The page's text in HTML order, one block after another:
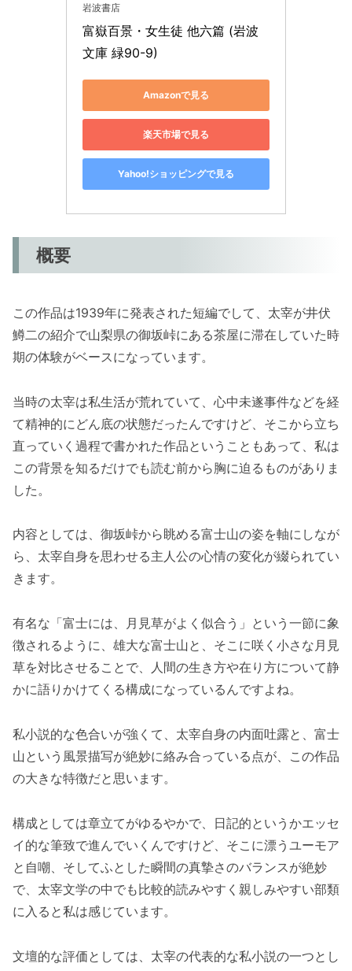
岩波書店
富嶽百景・女生徒 他六篇 (岩波
文庫 緑90-9)
Amazonで見る
楽天市場で見る
Yahoo!ショッピングで見る
概要
この作品は1939年に発表された短編でして、太宰が井伏
鱒二の紹介で山梨県の御坂峠にある茶屋に滞在していた時
期の体験がベースになっています。
当時の太宰は私生活が荒れていて、心中未遂事件などを経
て精神的にどん底の状態だったんですけど、そこから立ち
直っていく過程で書かれた作品ということもあって、私は
この背景を知るだけでも読む前から胸に迫るものがありま
した。
内容としては、御坂峠から眺める富士山の姿を軸にしなが
ら、太宰自身を思わせる主人公の心情の変化が綴られてい
きます。
有名な「富士には、月見草がよく似合う」という一節に象
徴されるように、雄大な富士山と、そこに咲く小さな月見
草を対比させることで、人間の生き方や在り方について静
かに語りかけてくる構成になっているんですよね。
私小説的な色合いが強くて、太宰自身の内面吐露と、富士
山という風景描写が絶妙に絡み合っている点が、この作品
の大きな特徴だと思います。
構成としては章立てがゆるやかで、日記的というかエッセ
イ的な筆致で進んでいくんですけど、そこに漂うユーモア
と自嘲、そしてふとした瞬間の真摯さのバランスが絶妙
で、太宰文学の中でも比較的読みやすく親しみやすい部類
に入ると私は感じています。
文壇的な評価としては、太宰の代表的な私小説の一つとし